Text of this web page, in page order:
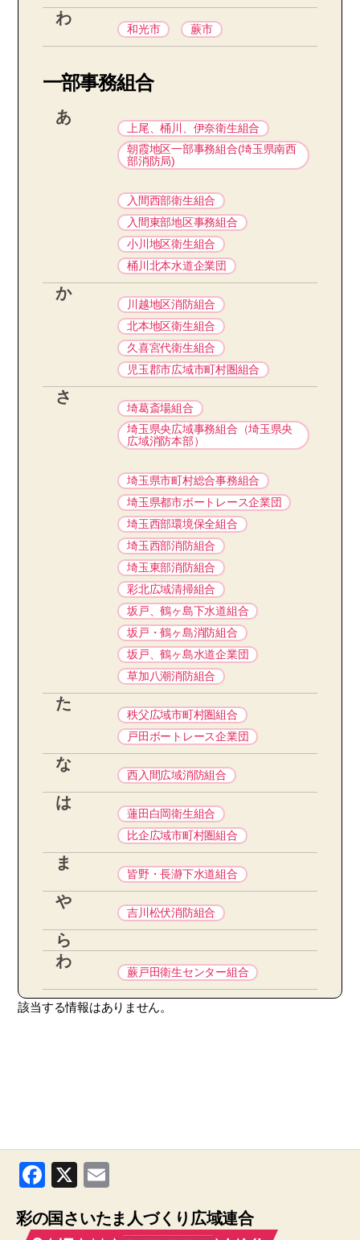
わ
和光市 蕨市
一部事務組合
あ
上尾、桶川、伊奈衛生組合
朝霞地区一部事務組合(埼玉県南西
部消防局)
入間西部衛生組合
入間東部地区事務組合
小川地区衛生組合
桶川北本水道企業団
か
川越地区消防組合
北本地区衛生組合
久喜宮代衛生組合
児玉郡市広域市町村圏組合
さ
埼葛斎場組合
埼玉県央広域事務組合（埼玉県央
広域消防本部）
埼玉県市町村総合事務組合
埼玉県都市ボートレース企業団
埼玉西部環境保全組合
埼玉西部消防組合
埼玉東部消防組合
彩北広域清掃組合
坂戸、鶴ヶ島下水道組合
坂戸・鶴ヶ島消防組合
坂戸、鶴ヶ島水道企業団
草加八潮消防組合
た
秩父広域市町村圏組合
戸田ボートレース企業団
な
西入間広域消防組合
は
蓮田白岡衛生組合
比企広域市町村圏組合
ま
皆野・長瀞下水道組合
や
吉川松伏消防組合
ら
わ
蕨戸田衛生センター組合
該当する情報はありません。
F
c
X
ail
彩の国さいたま人づくり広域連合